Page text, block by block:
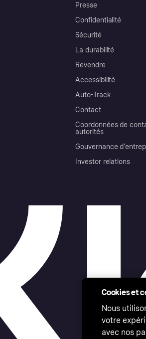
Presse
Confidentialité
Sécurité
La durabilité
Revendre
Accessibilité
Auto-Track
Contact
Coordonnées de
autorités
Gouvernance
Investor relations
Cookies et
Nous
votre
avec nos